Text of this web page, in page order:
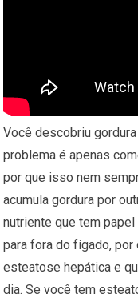
Você descobriu
problema é apenas
por que isso nem
acumula gordura por
nutriente que tem
para fora do fígado,
esteatose hepática e
dia. Se você tem